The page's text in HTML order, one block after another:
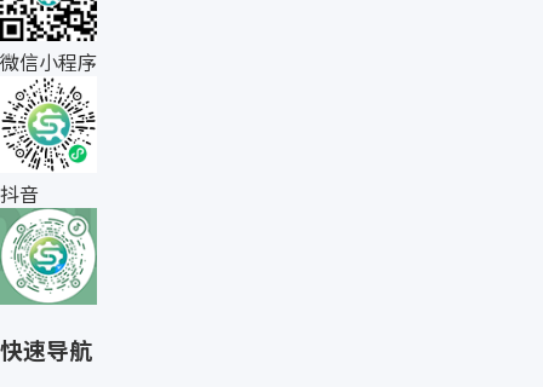
微信小程序
抖音
快速导航